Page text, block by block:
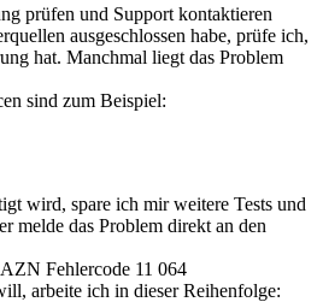
prüfen und Support kontaktieren
ausgeschlossen habe, prüfe ich,
hat. Manchmal liegt das Problem
sind zum Beispiel:
wird, spare ich mir weitere Tests und
melde das Problem direkt an den
Fehlercode 11 064
arbeite ich in dieser Reihenfolge: